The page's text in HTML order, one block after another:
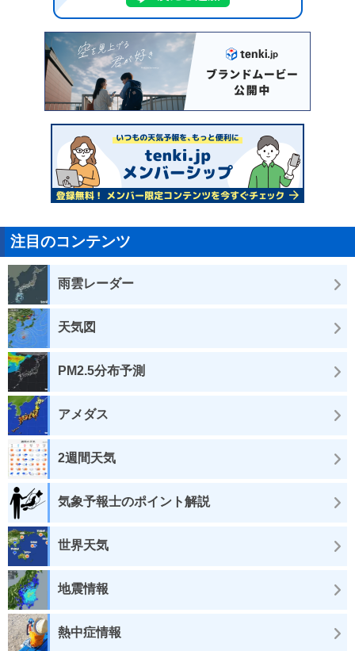
注目のコンテンツ
雨雲レーダー
天気図
PM2.5分布予測
アメダス
2週間天気
気象予報士のポイント解説
世界天気
地震情報
熱中症情報